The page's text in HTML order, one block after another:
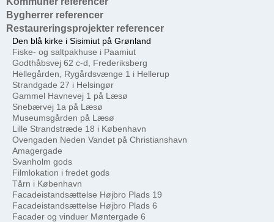
Bygherrer referencer
Restaureringsprojekter referencer
Den blå kirke i Sisimiut på Grønland
Fiske- og saltpakhuse i Paamiut
Godthåbsvej 62 c-d, Frederiksberg
Hellegården, Rygårdsvænge 1 i Hellerup
Strandgade 27 i Helsingør
Gammel Havnevej 1 på Læsø
Snebærvej 1a på Læsø
Museumsgården på Læsø
Lille Strandstræde 18 i København
Ovengaden Neden Vandet på Christianshavn
Amagergade
Svanholm gods
Filmlokation i fredet gods
Tårn i København
Facadeistandsættelse Højbro Plads 19
Facadeistandsættelse Højbro Plads 6
Facader og vinduer Møntergade 6